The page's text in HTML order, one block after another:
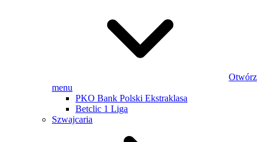
Otwórz
menu
PKO Bank Polski Ekstraklasa
Betclic 1 Liga
Szwajcaria